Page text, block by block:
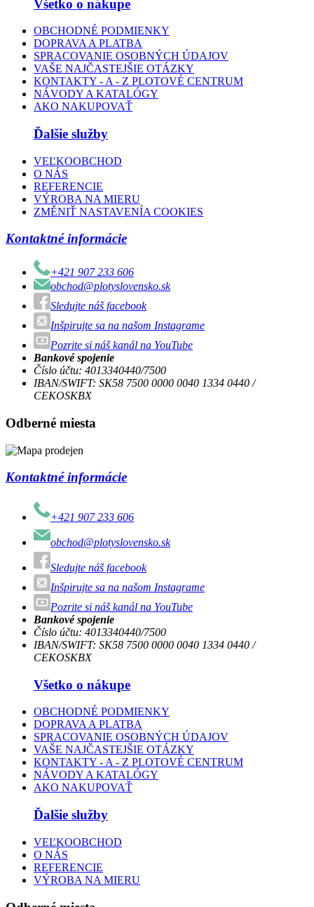
Všetko o nákupe
OBCHODNÉ PODMIENKY
DOPRAVA A PLATBA
SPRACOVANIE OSOBNÝCH ÚDAJOV
VAŠE NAJČASTEJŠIE OTÁZKY
KONTAKTY - A - Z PLOTOVÉ CENTRUM
NÁVODY A KATALÓGY
AKO NAKUPOVAŤ
Ďalšie služby
VEĽKOOBCHOD
O NÁS
REFERENCIE
VÝROBA NA MIERU
ZMĚNIŤ NASTAVENÍA COOKIES
Kontaktné informácie
+421 907 233 606
obchod@plotyslovensko.sk
Sledujte náš facebook
Inšpirujte sa na našom Instagrame
Pozrite si náš kanál na YouTube
Bankové spojenie
Číslo účtu: 4013340440/7500
IBAN/SWIFT: SK58 7500 0000 0040 1334 0440 /
CEKOSKBX
Odberné miesta
Kontaktné informácie
+421 907 233 606
obchod@plotyslovensko.sk
Sledujte náš facebook
Inšpirujte sa na našom Instagrame
Pozrite si náš kanál na YouTube
Bankové spojenie
Číslo účtu: 4013340440/7500
IBAN/SWIFT: SK58 7500 0000 0040 1334 0440 /
CEKOSKBX
Všetko o nákupe
OBCHODNÉ PODMIENKY
DOPRAVA A PLATBA
SPRACOVANIE OSOBNÝCH ÚDAJOV
VAŠE NAJČASTEJŠIE OTÁZKY
KONTAKTY - A - Z PLOTOVÉ CENTRUM
NÁVODY A KATALÓGY
AKO NAKUPOVAŤ
Ďalšie služby
VEĽKOOBCHOD
O NÁS
REFERENCIE
VÝROBA NA MIERU